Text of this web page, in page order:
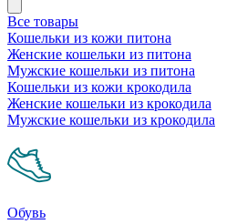
Все товары
Кошельки из кожи питона
Женские кошельки из питона
Мужские кошельки из питона
Кошельки из кожи крокодила
Женские кошельки из крокодила
Мужские кошельки из крокодила
Обувь